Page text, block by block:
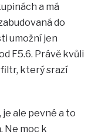
a má
do
umožní jen
F5.6. Právě kvůli
filtr, který srazí
je ale pevné a to
Ne moc k